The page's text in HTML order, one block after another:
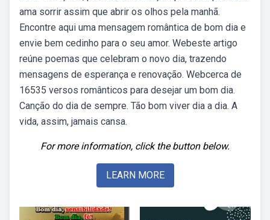
ama sorrir assim que abrir os olhos pela manhã.
Encontre aqui uma mensagem romântica de bom dia e
envie bem cedinho para o seu amor. Webeste artigo
reúne poemas que celebram o novo dia, trazendo
mensagens de esperança e renovação. Webcerca de
16535 versos românticos para desejar um bom dia.
Canção do dia de sempre. Tão bom viver dia a dia. A
vida, assim, jamais cansa.
For more information, click the button below.
LEARN MORE